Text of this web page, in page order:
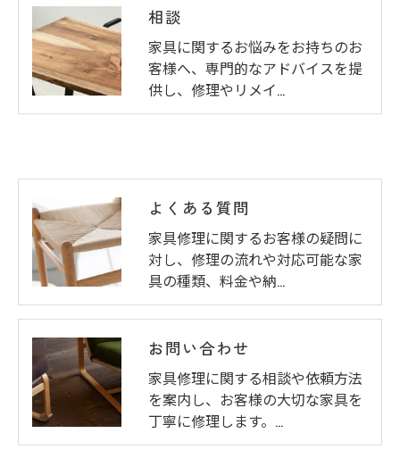
相談
家具に関するお悩みをお持ちのお
客様へ、専門的なアドバイスを提
供し、修理やリメイ…
よくある質問
家具修理に関するお客様の疑問に
対し、修理の流れや対応可能な家
具の種類、料金や納…
お問い合わせ
家具修理に関する相談や依頼方法
を案内し、お客様の大切な家具を
丁寧に修理します。…